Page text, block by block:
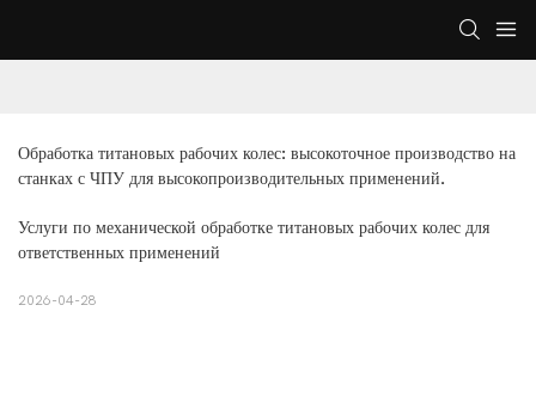
Обработка титановых рабочих колес: высокоточное производство на
станках с ЧПУ для высокопроизводительных применений.
Услуги по механической обработке титановых рабочих колес для
ответственных применений
2026-04-28